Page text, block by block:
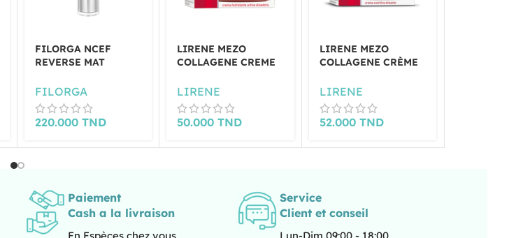
FILORGA NCEF
REVERSE MAT
FILORGA
220.000 TND
LIRENE MEZO
COLLAGENE CREME
WRINKLES 50ML
LIRENE
50.000TND
LIRENE MEZO
COLLAGENE CRÈME
50ML
LIRENE
52.000 TND
Paiement
Cash a la livraison
Service
Client et conseil